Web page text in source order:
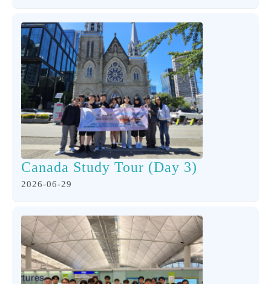
Canada Study Tour (Day 3)
2026-06-29